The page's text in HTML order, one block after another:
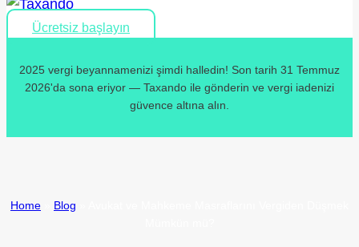
Ücretsiz başlayın
2025 vergi beyannamenizi şimdi halledin! Son tarih 31 Temmuz
2026'da sona eriyor — Taxando ile gönderin ve vergi iadenizi
güvence altına alın.
Home Blog